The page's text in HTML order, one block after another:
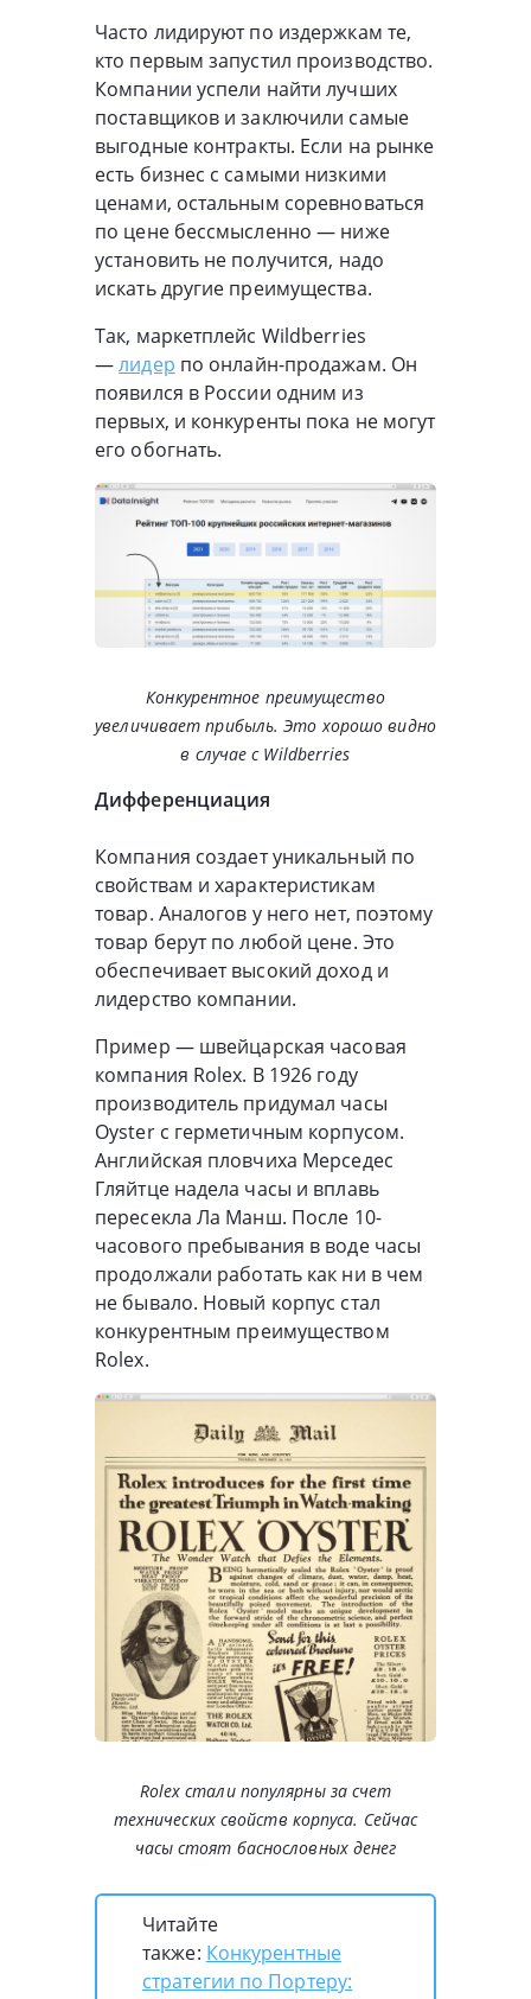
Часто лидируют по издержкам те,
кто первым запустил производство.
Компании успели найти лучших
поставщиков и заключили самые
выгодные контракты. Если на рынке
есть бизнес с самыми низкими
ценами, остальным соревноваться
по цене бессмысленно — ниже
установить не получится, надо
искать другие преимущества.
Так, маркетплейс Wildberries
—лидер по онлайн-продажам. Он
появился в России одним из
первых, и конкуренты пока не могут
его обогнать.
Конкурентное преимущество
увеличивает прибыль. Это хорошо видно
в случае с Wildberries
Дифференциация
Компания создает уникальный по
свойствам и характеристикам
товар. Аналогов у него нет, поэтому
товар берут по любой цене. Это
обеспечивает высокий доход и
лидерство компании.
Пример — швейцарская часовая
компания Rolex. В 1926 году
производитель придумал часы
Oyster с герметичным корпусом.
Английская пловчиха Мерседес
Гляйтце надела часы и вплавь
пересекла Ла Манш. После 10-
часового пребывания в воде часы
продолжали работать как ни в чем
не бывало. Новый корпус стал
конкурентным преимуществом
Rolex.
Rolex стали популярны за счет
технических свойств корпуса. Сейчас
часы стоят баснословных денег
Читайте
также: Конкурентные
стратегии по Портеру: